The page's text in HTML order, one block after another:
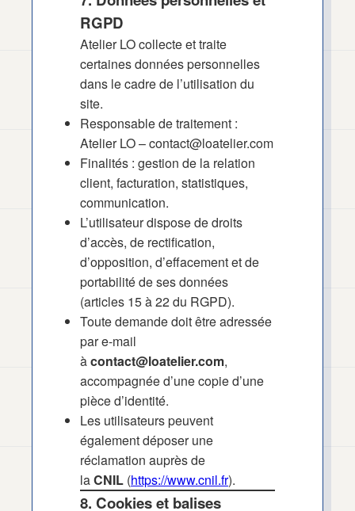
RGPD
Atelier LO collecte et traite
certaines données personnelles
dans le cadre de l’utilisation du
site.
Responsable de traitement :
Atelier LO –contact@loatelier.com
Finalités : gestion de la relation
client, facturation, statistiques,
communication.
L’utilisateur dispose de droits
d’accès, de rectification,
d’opposition, d’effacement et de
portabilité de ses données
(articles 15 à 22 du RGPD).
Toute demande doit être adressée
par e-mail
àcontact@loatelier.com,
accompagnée d’une copie d’une
pièce d’identité.
Les utilisateurs peuvent
également déposer une
réclamation auprès de
laCNIL (https://www.cnil.fr).
8. Cookies et balises